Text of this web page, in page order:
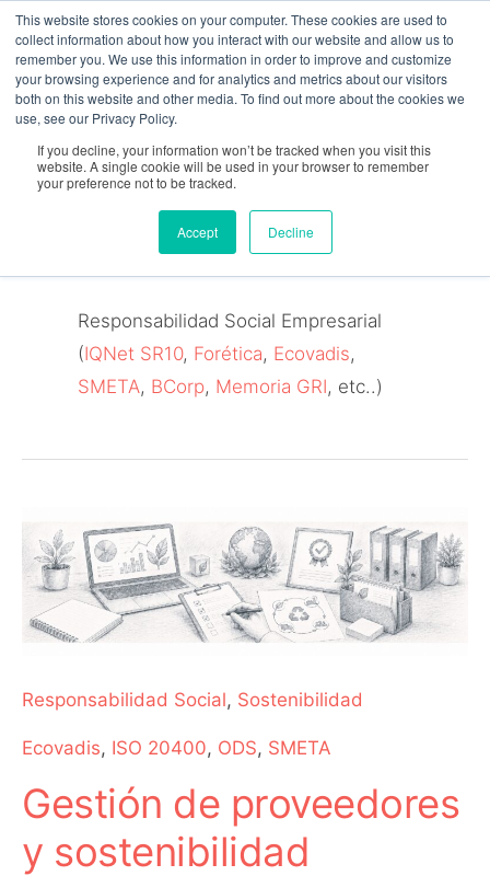
This website stores cookies on your computer. These cookies are used to
collect information about how you interact with our website and allow us to
remember you. We use this information in order to improve and customize
your browsing experience and for analytics and metrics about our visitors
both on this website and other media. To find out more about the cookies we
use, see our Privacy Policy.
If you decline, your information won’t be tracked when you visit this
website. A single cookie will be used in your browser to remember
your preference not to be tracked.
Accept Decline
contenido
contenido
Responsabilidad
Social
Responsabilidad Social Empresarial
(IQNet SR10, Forética, Ecovadis,
SMETA, BCorp, Memoria GRI, etc..)
Responsabilidad Social, Sostenibilidad
Ecovadis, ISO 20400, ODS, SMETA
Gestión de proveedores
y sostenibilidad
de
proveedores
y